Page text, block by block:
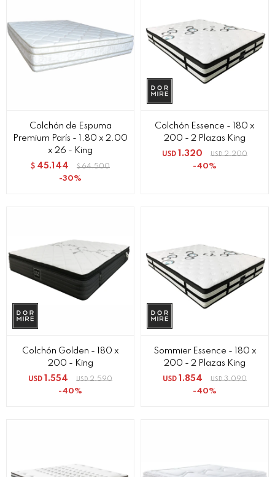
Colchón de Espuma
Premium París - 1.80 x 2.00
x 26 - King
$ 45.144 $ 64.500
30
Colchón Essence - 180 x
200 - 2 Plazas King
USD 1.320 USD 2.200
40
Colchón Golden - 180 x
200 - King
USD 1.554 USD 2.590
40
Sommier Essence - 180 x
200 - 2 Plazas King
USD 1.854 USD 3.090
40